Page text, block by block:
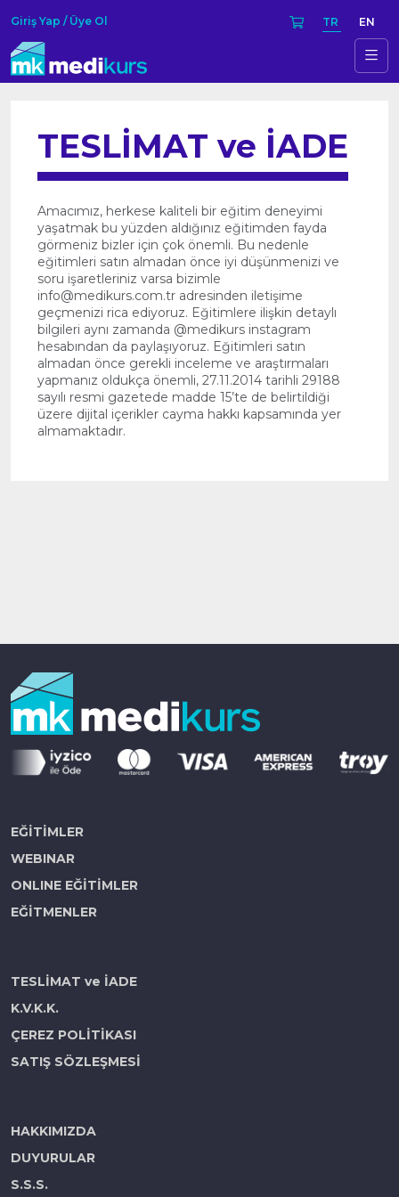
Giriş Yap / Üye Ol TR EN
TESLİMAT ve İADE
Amacımız, herkese kaliteli bir eğitim deneyimi
yaşatmak bu yüzden aldığınız eğitimden fayda
görmeniz bizler için çok önemli. Bu nedenle
eğitimleri satın almadan önce iyi düşünmenizi ve
soru işaretleriniz varsa bizimle
info@medikurs.com.tr adresinden iletişime
geçmenizi rica ediyoruz. Eğitimlere ilişkin detaylı
bilgileri aynı zamanda @medikurs instagram
hesabından da paylaşıyoruz. Eğitimleri satın
almadan önce gerekli inceleme ve araştırmaları
yapmanız oldukça önemli, 27.11.2014 tarihli 29188
sayılı resmi gazetede madde 15’te de belirtildiği
üzere dijital içerikler cayma hakkı kapsamında yer
almamaktadır.
EĞİTİMLER
WEBINAR
ONLINE EĞİTİMLER
EĞİTMENLER
TESLİMAT ve İADE
K.V.K.K.
ÇEREZ POLİTİKASI
SATIŞ SÖZLEŞMESİ
HAKKIMIZDA
DUYURULAR
S.S.S.